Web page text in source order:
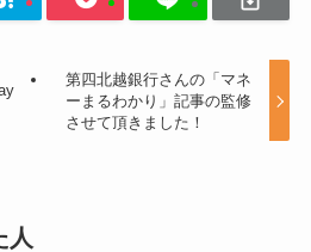
第四北越銀行さんの「マネ
ーまるわかり」記事の監修
させて頂きました！
人